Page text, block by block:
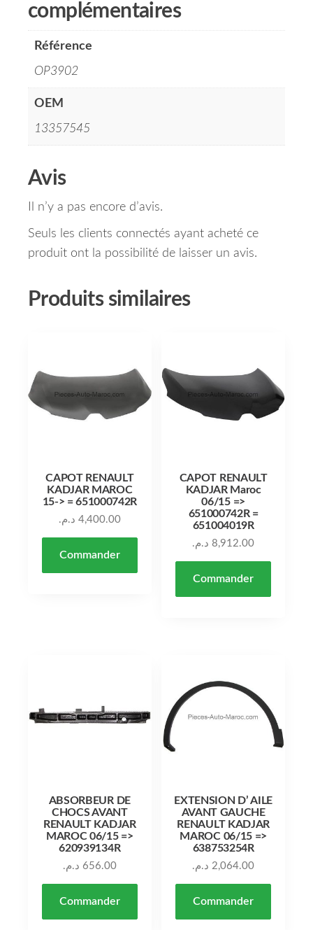
complémentaires
Référence
OP3902
OEM
13357545
Avis
Il n’y a pas encore d’avis.
Seuls les clients connectés ayant acheté ce
produit ont la possibilité de laisser un avis.
Produits similaires
CAPOT RENAULT
KADJAR MAROC
15-> = 651000742R
4,400.00 د.م.
Commander
CAPOT RENAULT
KADJAR Maroc
06/15 =>
651000742R =
651004019R
8,912.00 د.م.
Commander
ABSORBEUR DE
CHOCS AVANT
RENAULT KADJAR
MAROC 06/15 =>
620939134R
656.00 د.م.
Commander
EXTENSION D’ AILE
AVANT GAUCHE
RENAULT KADJAR
MAROC 06/15 =>
638753254R
2,064.00 د.م.
Commander